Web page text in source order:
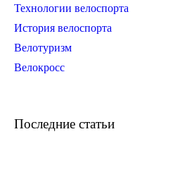
Технологии велоспорта
История велоспорта
Велотуризм
Велокросс
Последние статьи